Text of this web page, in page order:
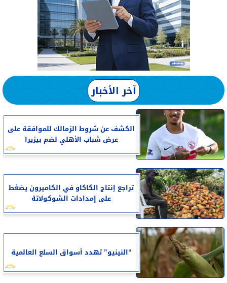
آخر الأخبار
الكشف عن شروط الزمالك للموافقة على
عرض شباب الأهلي لضم بيزيرا
تراجع إنتاج الكاكاو في الكاميرون يضغط
على إمدادات الشوكولاتة
“النينيو” تهدد أسواق السلع العالمية